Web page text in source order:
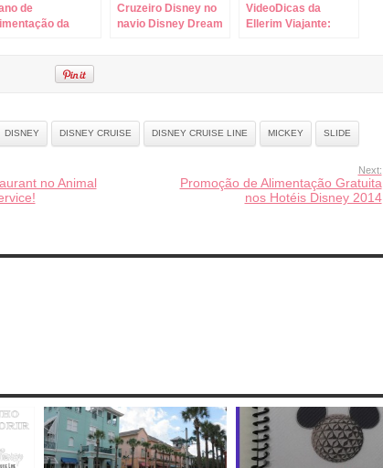
de
da
Cruzeiro Disney no
navio Disney Dream
VideoDicas da
Ellerim Viajante:
DISNEY DISNEY CRUISE DISNEY CRUISE LINE MICKEY SLIDE
no Animal
Next:
Promoção de Alimentação Gratuita
nos Hotéis Disney 2014